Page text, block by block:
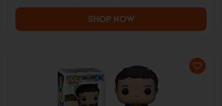
SHOP NOW